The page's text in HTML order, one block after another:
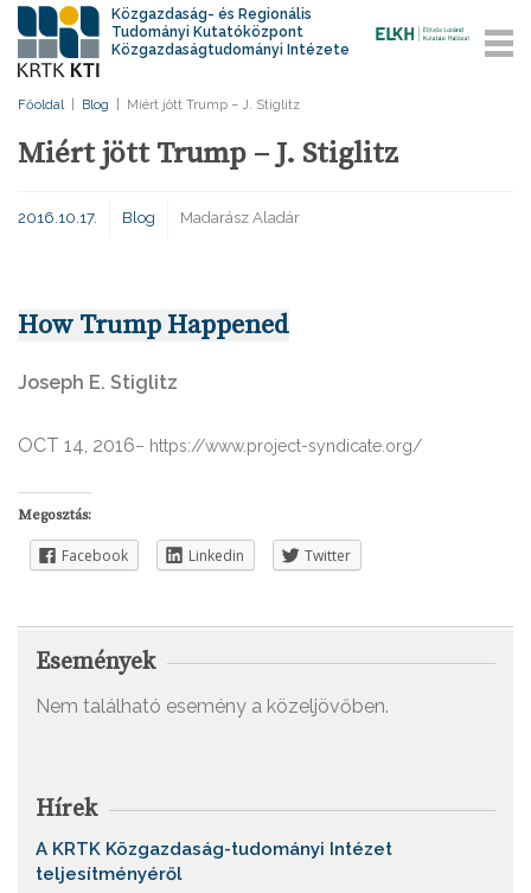
Közgazdaság- és Regionális
Tudományi Kutatóközpont
Közgazdaságtudományi Intézete
Főoldal Blog Miért jött Trump – J. Stiglitz
Miért jött Trump – J. Stiglitz
2016.10.17. Blog Madarász Aladár
How Trump Happened
Joseph E. Stiglitz
OCT 14, 2016– https://www.project-syndicate.org/
Megosztás:
Facebook Linkedin Twitter
Események
Nem található esemény a közeljövőben.
Hírek
A KRTK Közgazdaság-tudományi Intézet
teljesítményéről